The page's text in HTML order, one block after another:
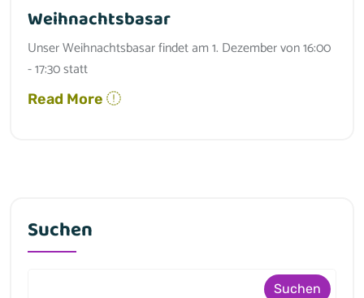
Weihnachtsbasar
Unser Weihnachtsbasar findet am 1. Dezember von 16:00
- 17:30 statt
Read More
Suchen
Suchen